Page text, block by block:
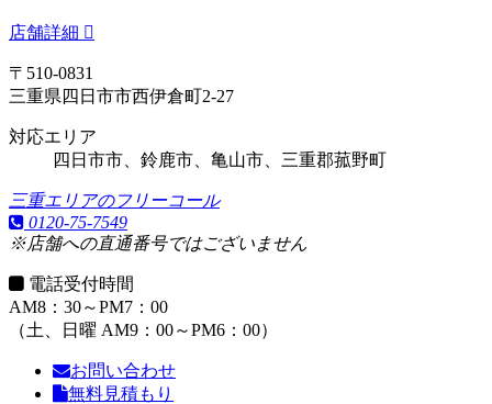
店舗詳細
〒510-0831
三重県四日市市西伊倉町2-27
対応エリア
四日市市、鈴鹿市、亀山市、三重郡菰野町
三重エリアのフリーコール
0120-75-7549
※店舗への直通番号ではございません
電話受付時間
AM8：30～PM7：00
（土、日曜 AM9：00～PM6：00）
お問い合わせ
無料見積もり